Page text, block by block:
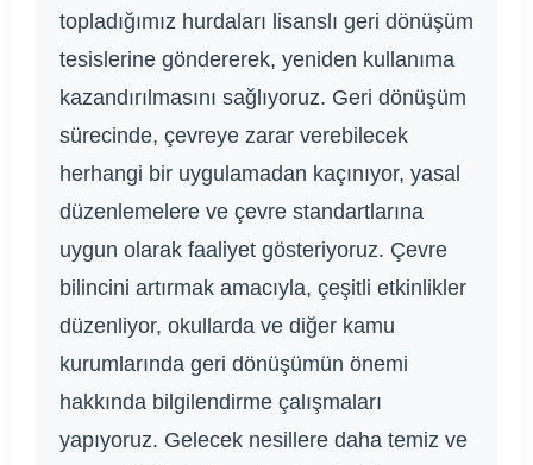
topladığımız hurdaları lisanslı geri dönüşüm
tesislerine göndererek, yeniden kullanıma
kazandırılmasını sağlıyoruz. Geri dönüşüm
sürecinde, çevreye zarar verebilecek
herhangi bir uygulamadan kaçınıyor, yasal
düzenlemelere ve çevre standartlarına
uygun olarak faaliyet gösteriyoruz. Çevre
bilincini artırmak amacıyla, çeşitli etkinlikler
düzenliyor, okullarda ve diğer kamu
kurumlarında geri dönüşümün önemi
hakkında bilgilendirme çalışmaları
yapıyoruz. Gelecek nesillere daha temiz ve